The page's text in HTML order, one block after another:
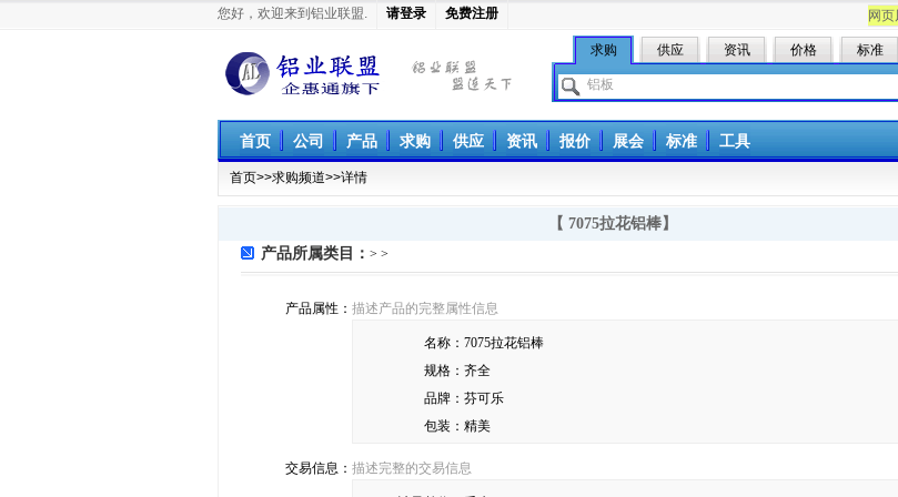
您好，欢迎来到铝业联盟. 请登录 免费注册 网
铝业联盟
求购 供应 资讯 价格 标准
首页 公司 产品 求购 供应 资讯 报价 展会 标准 工具
首页>>求购频道>>详情
【 7075拉花铝棒】
产品所属类目： > >
产品属性： 描述产品的完整属性信息
名称： 7075拉花铝棒
规格： 齐全
品牌： 芬可乐
包装： 精美
交易信息： 描述完整的交易信息